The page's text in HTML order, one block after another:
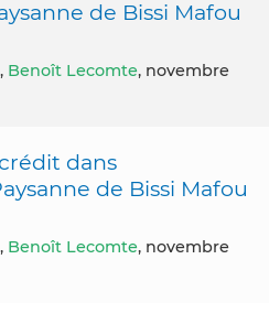
de Bissi Mafou
, Benoît Lecomte, novembre
dans
de Bissi Mafou
, Benoît Lecomte, novembre